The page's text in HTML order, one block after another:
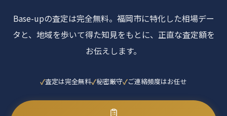
Base-upの査定は完全無料。福岡市に特化した相場デー
タと、地域を歩いて得た知見をもとに、正直な査定額を
お伝えします。
査定は完全無料 秘密厳守 ご連絡頻度はお任せ